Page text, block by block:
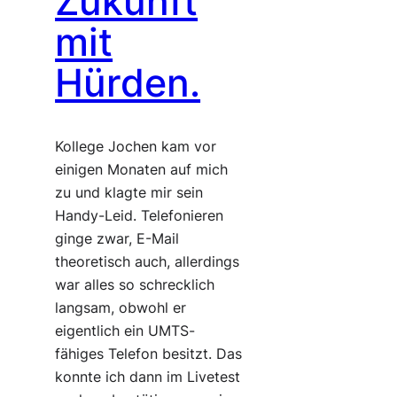
mit
Hürden.
Kollege Jochen kam vor
einigen Monaten auf mich
zu und klagte mir sein
Handy-Leid. Telefonieren
ginge zwar, E-Mail
theoretisch auch, allerdings
war alles so schrecklich
langsam, obwohl er
eigentlich ein UMTS-
fähiges Telefon besitzt. Das
konnte ich dann im Livetest